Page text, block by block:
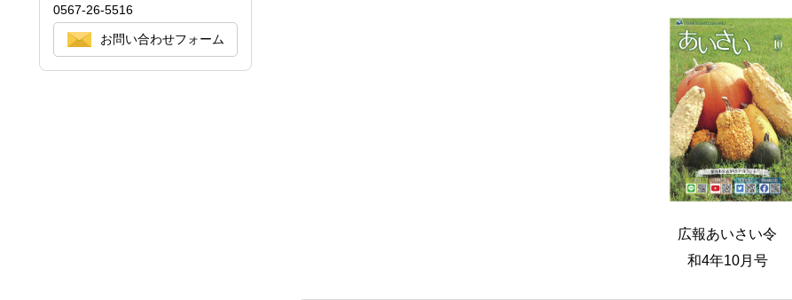
広報あいさい令
和4年10月号
0567-26-5516
お問い合わせフォーム